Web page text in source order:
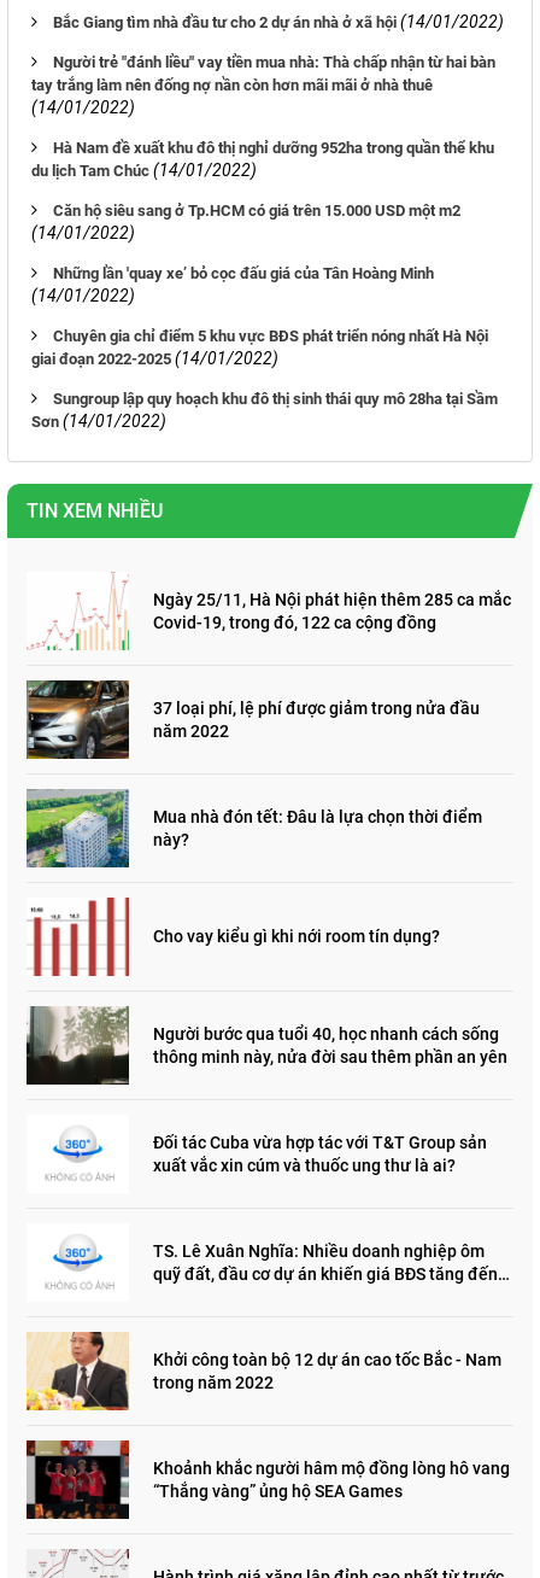
Bắc Giang tìm nhà đầu tư cho 2 dự án nhà ở xã hội (14/01/2022)
Người trẻ "đánh liều" vay tiền mua nhà: Thà chấp nhận từ hai bàn
tay trắng làm nên đống nợ nần còn hơn mãi mãi ở nhà thuê
(14/01/2022)
Hà Nam đề xuất khu đô thị nghỉ dưỡng 952ha trong quần thể khu
du lịch Tam Chúc (14/01/2022)
Căn hộ siêu sang ở Tp.HCM có giá trên 15.000 USD một m2
(14/01/2022)
Những lần 'quay xe’ bỏ cọc đấu giá của Tân Hoàng Minh
(14/01/2022)
Chuyên gia chỉ điểm 5 khu vực BĐS phát triển nóng nhất Hà Nội
giai đoạn 2022-2025 (14/01/2022)
Sungroup lập quy hoạch khu đô thị sinh thái quy mô 28ha tại Sầm
Sơn (14/01/2022)
TIN XEM NHIỀU
Ngày 25/11, Hà Nội phát hiện thêm 285 ca mắc
Covid-19, trong đó, 122 ca cộng đồng
37 loại phí, lệ phí được giảm trong nửa đầu
năm 2022
Mua nhà đón tết: Đâu là lựa chọn thời điểm
này?
Cho vay kiểu gì khi nới room tín dụng?
Người bước qua tuổi 40, học nhanh cách sống
thông minh này, nửa đời sau thêm phần an yên
Đối tác Cuba vừa hợp tác với T&T Group sản
xuất vắc xin cúm và thuốc ung thư là ai?
TS. Lê Xuân Nghĩa: Nhiều doanh nghiệp ôm
quỹ đất, đầu cơ dự án khiến giá BĐS tăng đến
Khởi công toàn bộ 12 dự án cao tốc Bắc - Nam
trong năm 2022
Khoảnh khắc người hâm mộ đồng lòng hô vang
“Thắng vàng” ủng hộ SEA Games